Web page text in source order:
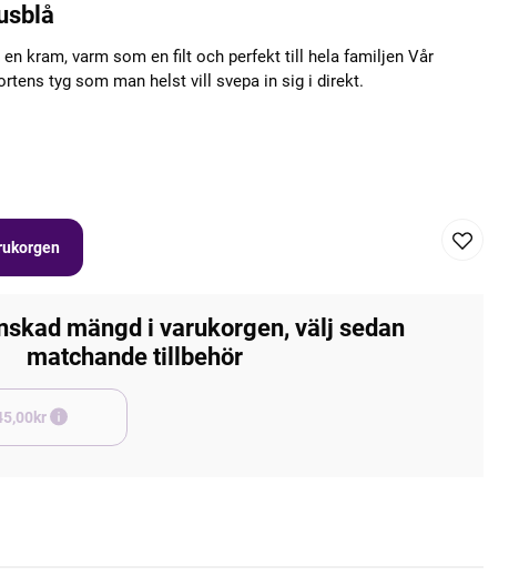
kram, varm som en filt och perfekt till hela familjen Vår
tyg som man helst vill svepa in sig i direkt.
mängd i varukorgen, välj sedan
matchande tillbehör
+45,00kr